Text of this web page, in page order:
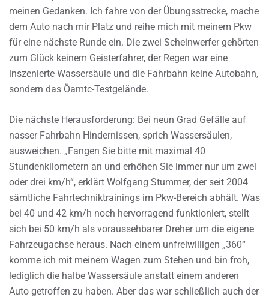
meinen Gedanken. Ich fahre von der Übungsstrecke, mache
dem Auto nach mir Platz und reihe mich mit meinem Pkw
für eine nächste Runde ein. Die zwei Scheinwerfer gehörten
zum Glück keinem Geisterfahrer, der Regen war eine
inszenierte Wassersäule und die Fahrbahn keine Autobahn,
sondern das Öamtc-Testgelände.
Die nächste Herausforderung: Bei neun Grad Gefälle auf
nasser Fahrbahn Hindernissen, sprich Wassersäulen,
ausweichen. „Fangen Sie bitte mit maximal 40
Stundenkilometern an und erhöhen Sie immer nur um zwei
oder drei km/h“, erklärt Wolfgang Stummer, der seit 2004
sämtliche Fahrtechniktrainings im Pkw-Bereich abhält. Was
bei 40 und 42 km/h noch hervorragend funktioniert, stellt
sich bei 50 km/h als voraussehbarer Dreher um die eigene
Fahrzeugachse heraus. Nach einem unfreiwilligen „360“
komme ich mit meinem Wagen zum Stehen und bin froh,
lediglich die halbe Wassersäule anstatt einem anderen
Auto getroffen zu haben. Aber das war schließlich auch der